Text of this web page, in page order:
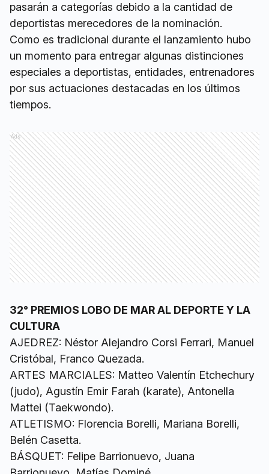
pasarán a categorías debido a la cantidad de
deportistas merecedores de la nominación.
Como es tradicional durante el lanzamiento hubo
un momento para entregar algunas distinciones
especiales a deportistas, entidades, entrenadores
por sus actuaciones destacadas en los últimos
tiempos.
Ads
32° PREMIOS LOBO DE MAR AL DEPORTE Y LA
CULTURA
AJEDREZ: Néstor Alejandro Corsi Ferrari, Manuel
Cristóbal, Franco Quezada.
ARTES MARCIALES: Matteo Valentín Etchechury
(judo), Agustín Emir Farah (karate), Antonella
Mattei (Taekwondo).
ATLETISMO: Florencia Borelli, Mariana Borelli,
Belén Casetta.
BÁSQUET: Felipe Barrionuevo, Juana